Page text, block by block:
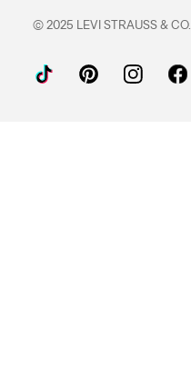
© 2025 LEVI STRAUSS & CO.